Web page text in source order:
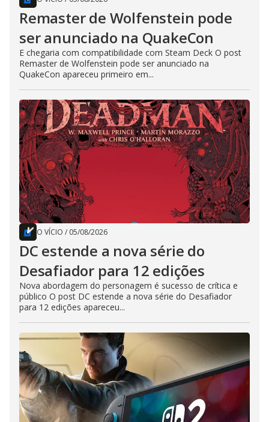
Remaster de Wolfenstein pode
ser anunciado na QuakeCon
E chegaria com compatibilidade com Steam Deck O post
Remaster de Wolfenstein pode ser anunciado na
QuakeCon apareceu primeiro em...
O VÍCIO / 05/08/2026
DC estende a nova série do
Desafiador para 12 edições
Nova abordagem do personagem é sucesso de crítica e
público O post DC estende a nova série do Desafiador
para 12 edições apareceu...